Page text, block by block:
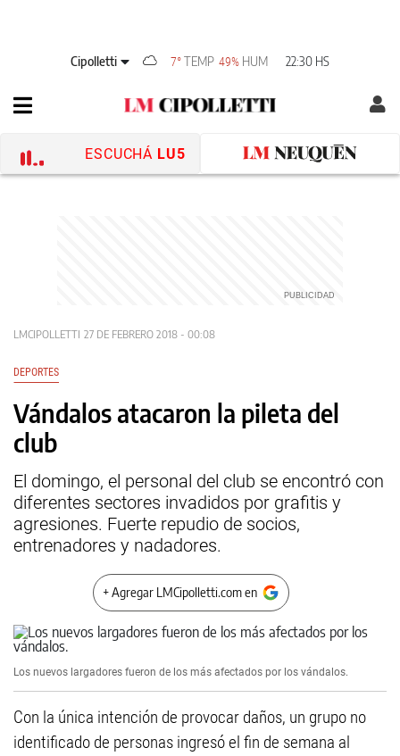
Cipolletti 7°TEMP 49% HUM 22:30 HS
ESCUCHÁ LU5
LMCIPOLLETTI 27 DE FEBRERO 2018 - 00:08
DEPORTES
Vándalos atacaron la pileta del
club
El domingo, el personal del club se encontró con
diferentes sectores invadidos por grafitis y
agresiones. Fuerte repudio de socios,
entrenadores y nadadores.
+ Agregar LMCipolletti.com en
Los nuevos largadores fueron de los más afectados por los vándalos.
Con la única intención de provocar daños, un grupo no
identificado de personas ingresó el fin de semana al